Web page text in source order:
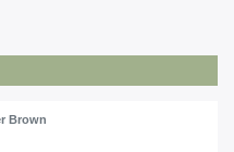
Brown